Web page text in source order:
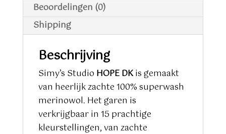
Beoordelingen (0)
Shipping
Beschrijving
Simy’s Studio HOPE DKis gemaakt
van heerlijk zachte 100% superwash
merinowol. Het garen is
verkrijgbaar in 15 prachtige
kleurstellingen, van zachte